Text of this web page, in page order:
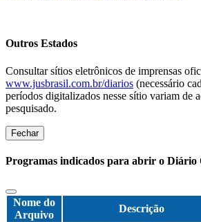
Outros Estados
Consultar sítios eletrônicos de imprensas
www.jusbrasil.com.br/diarios (necessário
períodos digitalizados nesse sítio variam de
pesquisado.
Fechar
Programas indicados para abrir o Diário
Nome do
Arquivo
Descrição